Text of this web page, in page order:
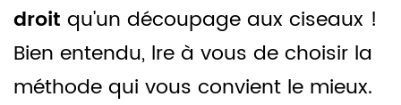
droit qu'un découpage aux ciseaux !
Bien entendu, lre à vous de choisir la
méthode qui vous convient le mieux.